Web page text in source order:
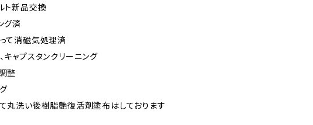
ト新品交換
グ済
て消磁気処理済
キャプスタンクリーニング
整
丸洗い後樹脂艶復活剤塗布はしております